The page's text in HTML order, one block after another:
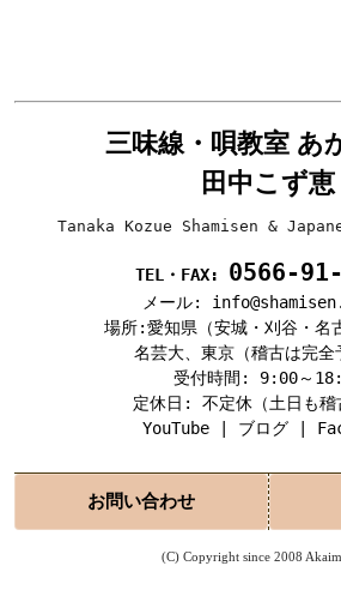
三味線・唄教室 あ
田中こず恵
Tanaka Kozue Shamisen &
TEL・FAX: 0566-
メール:
場所:愛知県（安城・刈谷・名
名芸大、東京（稽古は完全
受付時間: 9:00～
定休日: 不定休（土日も稽
YouTube | ブログ |
お問い合わせ
(C) Copyright since 2008